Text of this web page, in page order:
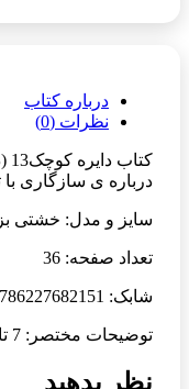
درباره کتاب
نظرات (0)
درباره ی سازگاری با
سایز و مدل: خشتی
تعداد صفحه: 36
شابک: 9786227682151
توضیحات مختصر: 7 تا 11 سال
نظر بدهید